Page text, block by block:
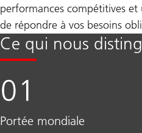
performances compétitives
de répondre à vos besoins
Ce qui nous
Portée mondiale